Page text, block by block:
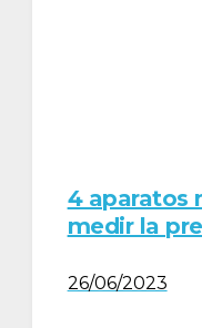
4 aparatos
medir la
26/06/2023